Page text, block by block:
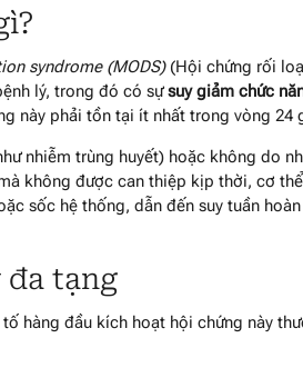
syndrome (MODS)(Hội chứng rối
lý, trong đó có sựsuy giảm chức
này phải tồn tại ít nhất trong vòng 24
nhiễm trùng huyết) hoặc không do
không được can thiệp kịp thời, cơ
sốc hệ thống, dẫn đến suy tuần
đa tạng
hàng đầu kích hoạt hội chứng này